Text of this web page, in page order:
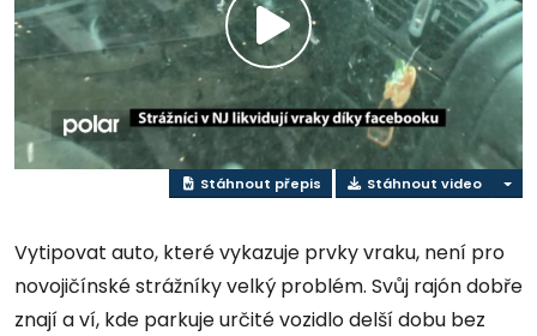
Play
Video
Stáhnout přepis Stáhnout video
Vytipovat auto, které vykazuje prvky vraku, není pro
novojičínské strážníky velký problém. Svůj rajón dobře
znají a ví, kde parkuje určité vozidlo delší dobu bez